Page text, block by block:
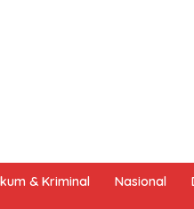
& Kriminal Nasional